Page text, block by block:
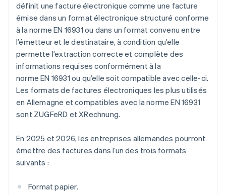
définit une facture électronique comme une facture
émise dans un format électronique structuré conforme
à la norme EN 16931 ou dans un format convenu entre
l’émetteur et le destinataire, à condition qu’elle
permette l’extraction correcte et complète des
informations requises conformément à la
norme EN 16931 ou qu’elle soit compatible avec celle-ci.
Les formats de factures électroniques les plus utilisés
en Allemagne et compatibles avec la norme EN 16931
sont ZUGFeRD et XRechnung.
En 2025 et 2026, les entreprises allemandes pourront
émettre des factures dans l’un des trois formats
suivants :
Format papier.